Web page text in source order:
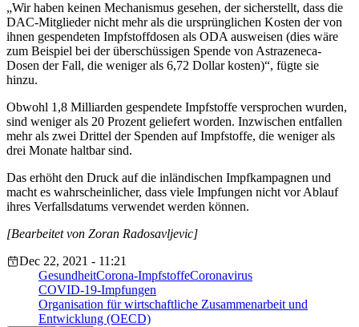
„Wir haben keinen Mechanismus gesehen, der sicherstellt, dass die
DAC-Mitglieder nicht mehr als die ursprünglichen Kosten der von
ihnen gespendeten Impfstoffdosen als ODA ausweisen (dies wäre
zum Beispiel bei der überschüssigen Spende von Astrazeneca-
Dosen der Fall, die weniger als 6,72 Dollar kosten)“, fügte sie
hinzu.
Obwohl 1,8 Milliarden gespendete Impfstoffe versprochen wurden,
sind weniger als 20 Prozent geliefert worden. Inzwischen entfallen
mehr als zwei Drittel der Spenden auf Impfstoffe, die weniger als
drei Monate haltbar sind.
Das erhöht den Druck auf die inländischen Impfkampagnen und
macht es wahrscheinlicher, dass viele Impfungen nicht vor Ablauf
ihres Verfallsdatums verwendet werden können.
[Bearbeitet von Zoran Radosavljevic]
Dec 22, 2021 - 11:21
GesundheitCorona-ImpfstoffeCoronavirus
COVID-19-Impfungen
Organisation für wirtschaftliche Zusammenarbeit und
Entwicklung (OECD)